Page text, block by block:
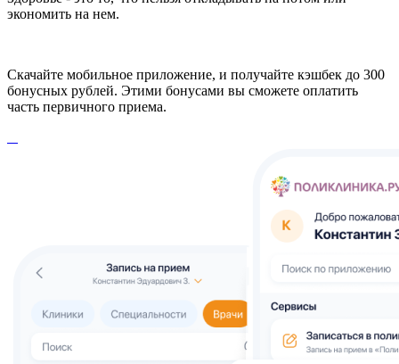
экономить на нем.
Скачайте мобильное приложение, и получайте кэшбек до 300
бонусных рублей. Этими бонусами вы сможете оплатить
часть первичного приема.